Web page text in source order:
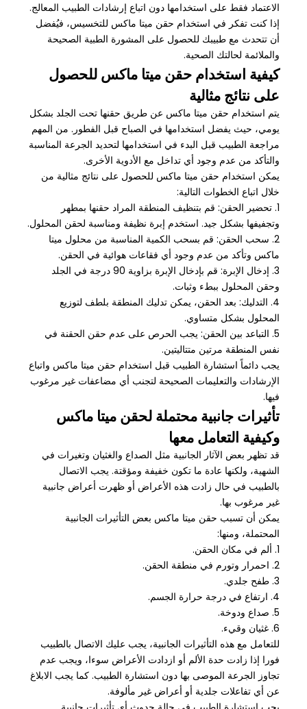
الاعتماد فقط على استخدامها دون اتباع إرشادات الطبيب المعالج.
إذا كنت تفكر في استخدام حقن ميتا ماكس للتخسيس، فيُفضل
أن تتحدث مع طبيبك للحصول على المشورة الطبية الصحيحة
والملائمة لحالتك الصحية.
كيفية استخدام حقن ميتا ماكس للحصول
على نتائج مثالية
يتم استخدام حقن ميتا ماكس عن طريق حقنها تحت الجلد بشكل
يومي، حيث يفضل استخدامها في الصباح قبل الفطور. من المهم
مراجعة الطبيب قبل البدء في استخدامها لتحديد الجرعة المناسبة
والتأكد من عدم وجود أي تداخل مع الأدوية الأخرى.
يمكن استخدام حقن ميتا ماكس للحصول على نتائج مثالية من
خلال اتباع الخطوات التالية:
1. تحضير الحقن: قم بتنظيف المنطقة المراد حقنها بمطهر
وتجفيفها بشكل جيد. استخدم إبرة نظيفة ومناسبة لحقن المحلول.
2. سحب الحقن: قم بسحب الكمية المناسبة من محلول ميتا
ماكس وتأكد من عدم وجود أي فقاعات هوائية في الحقن.
3. إدخال الإبرة: قم بإدخال الإبرة بزاوية 90 درجة في الجلد
وحقن المحلول ببطء وثبات.
4. التدليك: بعد الحقن، يمكن تدليك المنطقة بلطف لتوزيع
المحلول بشكل متساوي.
5. التباعد بين الحقن: يجب الحرص على عدم حقن الحقنة في
نفس المنطقة مرتين متتاليتين.
يجب دائماً استشارة الطبيب قبل استخدام حقن ميتا ماكس واتباع
الإرشادات والتعليمات الصحيحة لتجنب أي مضاعفات غير مرغوب
فيها.
تأثيرات جانبية محتملة لحقن ميتا ماكس
وكيفية التعامل معها
قد تظهر بعض الآثار الجانبية مثل الصداع والغثيان وتغيرات في
الشهية، ولكنها عادة ما تكون خفيفة ومؤقتة. يجب الاتصال
بالطبيب في حال زادت هذه الأعراض أو ظهرت أعراض جانبية
غير مرغوب بها.
يمكن أن تسبب حقن ميتا ماكس بعض التأثيرات الجانبية
المحتملة، ومنها:
1. ألم في مكان الحقن.
2. احمرار وتورم في منطقة الحقن.
3. طفح جلدي.
4. ارتفاع في درجة حرارة الجسم.
5. صداع ودوخة.
6. غثيان وقيء.
للتعامل مع هذه التأثيرات الجانبية، يجب عليك الاتصال بالطبيب
فورا إذا زادت حدة الألم أو ازدادت الأعراض سوءا، ويجب عدم
تجاوز الجرعة الموصى بها دون استشارة الطبيب. كما يجب الابلاغ
عن أي تفاعلات جلدية أو أعراض غير مألوفة.